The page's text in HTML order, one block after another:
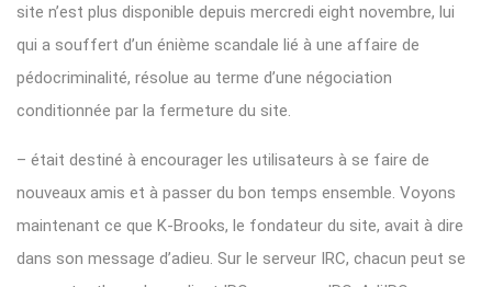
site n’est plus disponible depuis mercredi eight novembre, lui
qui a souffert d’un énième scandale lié à une affaire de
pédocriminalité, résolue au terme d’une négociation
conditionnée par la fermeture du site.
– était destiné à encourager les utilisateurs à se faire de
nouveaux amis et à passer du bon temps ensemble. Voyons
maintenant ce que K-Brooks, le fondateur du site, avait à dire
dans son message d’adieu. Sur le serveur IRC, chacun peut se